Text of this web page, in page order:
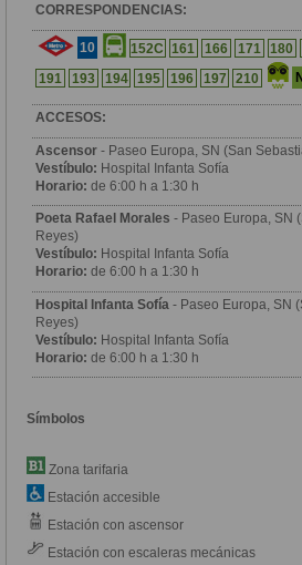
CORRESPONDENCIAS:
10 152C 161 166 171 180
191
193 194 195 196 197 210
ACCESOS:
Ascensor - Paseo Europa, SN (San
Vestíbulo: Hospital Infanta Sofía
Horario: de 6:00 h a 1:30 h
Poeta Rafael Morales - Paseo Europa, SN
Reyes)
Vestíbulo: Hospital Infanta Sofía
Horario: de 6:00 h a 1:30 h
Hospital Infanta Sofía - Paseo Europa, SN
Reyes)
Vestíbulo: Hospital Infanta Sofía
Horario: de 6:00 h a 1:30 h
Símbolos
Zona tarifaria
Estación accesible
Estación con ascensor
Estación con escaleras mecánicas